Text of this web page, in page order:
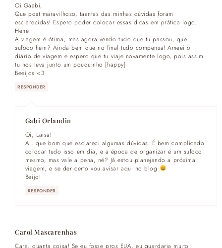
Oi Gaabi,
Que post maravilhoso, taantas das minhas dúvidas foram
esclarecidas! Espero poder colocar essas dicas em prática logo.
Hehe
A viagem é ótima, mas agora vendo tudo que tu passou, que
sufoco hein? Ainda bem que no final tudo compensa! Ameei o
diário de viagem e espero que tu viaje novamente logo, pois assim
tu nos leva junto um pouquinho [happy]
Beeijos <3
RESPONDER
Gabi Orlandin
Oi, Laisa!
Ai, que bom que esclareci algumas dúvidas. É bem complicado
colocar tudo isso em dia, e a época de organizar é um sufoco
mesmo, mas vale a pena, né? Já estou planejando a próxima
viagem, e se der certo vou avisar aqui no blog
Beijo!
RESPONDER
Carol Mascarenhas
Cara, quanta coisa! Se eu fosse pros EUA, eu guardaria muito